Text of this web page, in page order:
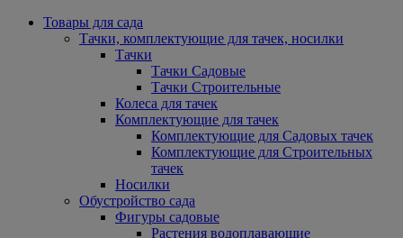
Товары для сада
Тачки, комплектующие для тачек, носилки
Тачки
Тачки Садовые
Тачки Строительные
Колеса для тачек
Комплектующие для тачек
Комплектующие для Садовых тачек
Комплектующие для Строительных
тачек
Носилки
Обустройство сада
Фигуры садовые
Растения водоплавающие